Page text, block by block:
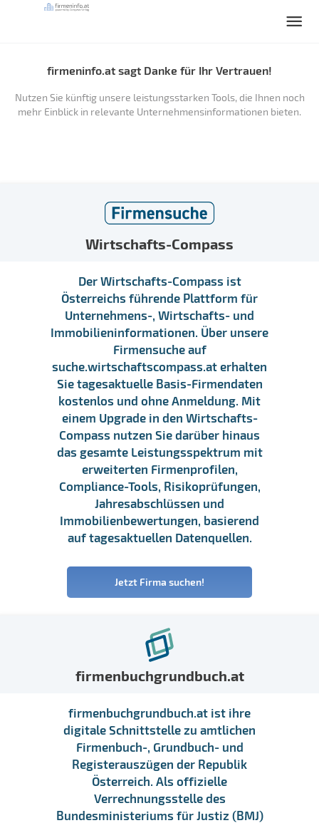
firmeninfo.at sagt Danke für Ihr Vertrauen!
Nutzen Sie künftig unsere leistungsstarken Tools, die Ihnen noch
mehr Einblick in relevante Unternehmensinformationen bieten.
Wirtschafts-Compass
Der Wirtschafts-Compass ist
Österreichs führende Plattform für
Unternehmens-, Wirtschafts- und
Immobilieninformationen. Über unsere
Firmensuche auf
suche.wirtschaftscompass.at erhalten
Sie tagesaktuelle Basis-Firmendaten
kostenlos und ohne Anmeldung. Mit
einem Upgrade in den Wirtschafts-
Compass nutzen Sie darüber hinaus
das gesamte Leistungsspektrum mit
erweiterten Firmenprofilen,
Compliance-Tools, Risikoprüfungen,
Jahresabschlüssen und
Immobilienbewertungen, basierend
auf tagesaktuellen Datenquellen.
Jetzt Firma suchen!
firmenbuchgrundbuch.at
firmenbuchgrundbuch.at ist ihre
digitale Schnittstelle zu amtlichen
Firmenbuch-, Grundbuch- und
Registerauszügen der Republik
Österreich. Als offizielle
Verrechnungsstelle des
Bundesministeriums für Justiz (BMJ)